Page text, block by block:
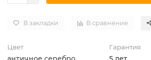
В закладки В сравнение
Цвет Гарантия